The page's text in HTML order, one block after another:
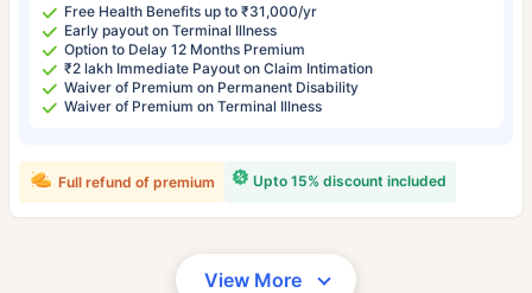
Free Health Benefits up to ₹31,000/yr
Early payout on Terminal Illness
Option to Delay 12 Months Premium
₹2 lakh Immediate Payout on Claim Intimation
Waiver of Premium on Permanent Disability
Waiver of Premium on Terminal Illness
Upto 15% discount included
Full refund of premium
View More